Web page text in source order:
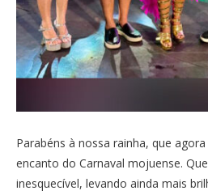
Parabéns à nossa rainha, que
encanto do Carnaval mojuense.
inesquecível, levando ainda mais